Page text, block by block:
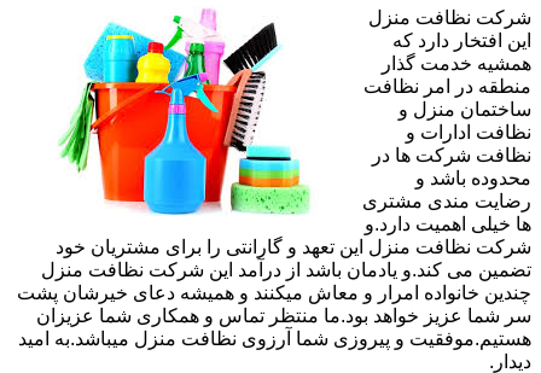
شرکت نظافت منزل
این افتخار دارد که
همشیه خدمت گذار
منطقه در امر نظافت
ساختمان منزل و
نظافت ادارات و
نظافت شرکت ها در
محدوده باشد و
رضایت مندی مشتری
ها خیلی اهمیت دارد.و
شرکت نظافت منزل این تعهد و گارانتی را برای مشتریان خود
تضمین می کند.و یادمان باشد از درآمد این شرکت نظافت منزل
چندین خانواده امرار و معاش میکنند و همیشه دعای خیرشان پشت
سر شما عزیز خواهد بود.ما منتظر تماس و همکاری شما عزیزان
هستیم.موفقیت و پیروزی شما آرزوی نظافت منزل میباشد.به امید
دیدار.